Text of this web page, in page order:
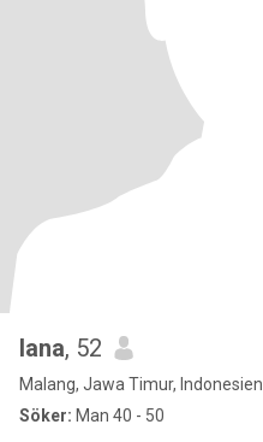
lana, 52
Malang, Jawa Timur, Indonesien
Söker: Man 40 - 50